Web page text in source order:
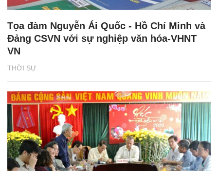
THỜI SỰ
Tọa đàm Nguyễn Ái Quốc - Hồ Chí Minh và
Đảng CSVN với sự nghiệp văn hóa-VHNT
VN